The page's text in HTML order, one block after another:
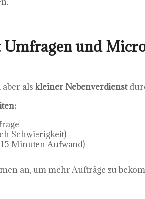
und
als kleiner Nebenverdienst
Schwierigkeit)
15 Minuten Aufwand)
an, um mehr Aufträge zu